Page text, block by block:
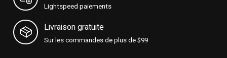
Lightspeed paiements
Livraison gratuite
Sur les commandes de plus de $99